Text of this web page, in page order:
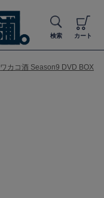
検索 カート
ワカコ酒 Season9 DVD BOX